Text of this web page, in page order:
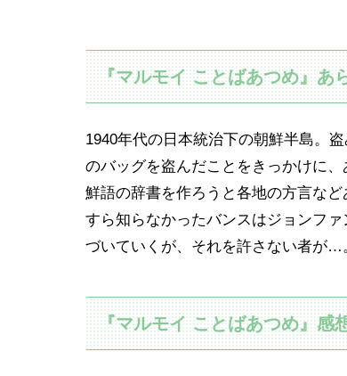
『マルモイ ことばあつめ』あ
1940年代の日本統治下の朝鮮半島。
のバッグを盗んだことをきっかけに
鮮語の辞書を作ろうと各地の方言な
すら知らなかったバンスはジョンフ
づいていくが、それを許さない者が…
『マルモイ ことばあつめ』感